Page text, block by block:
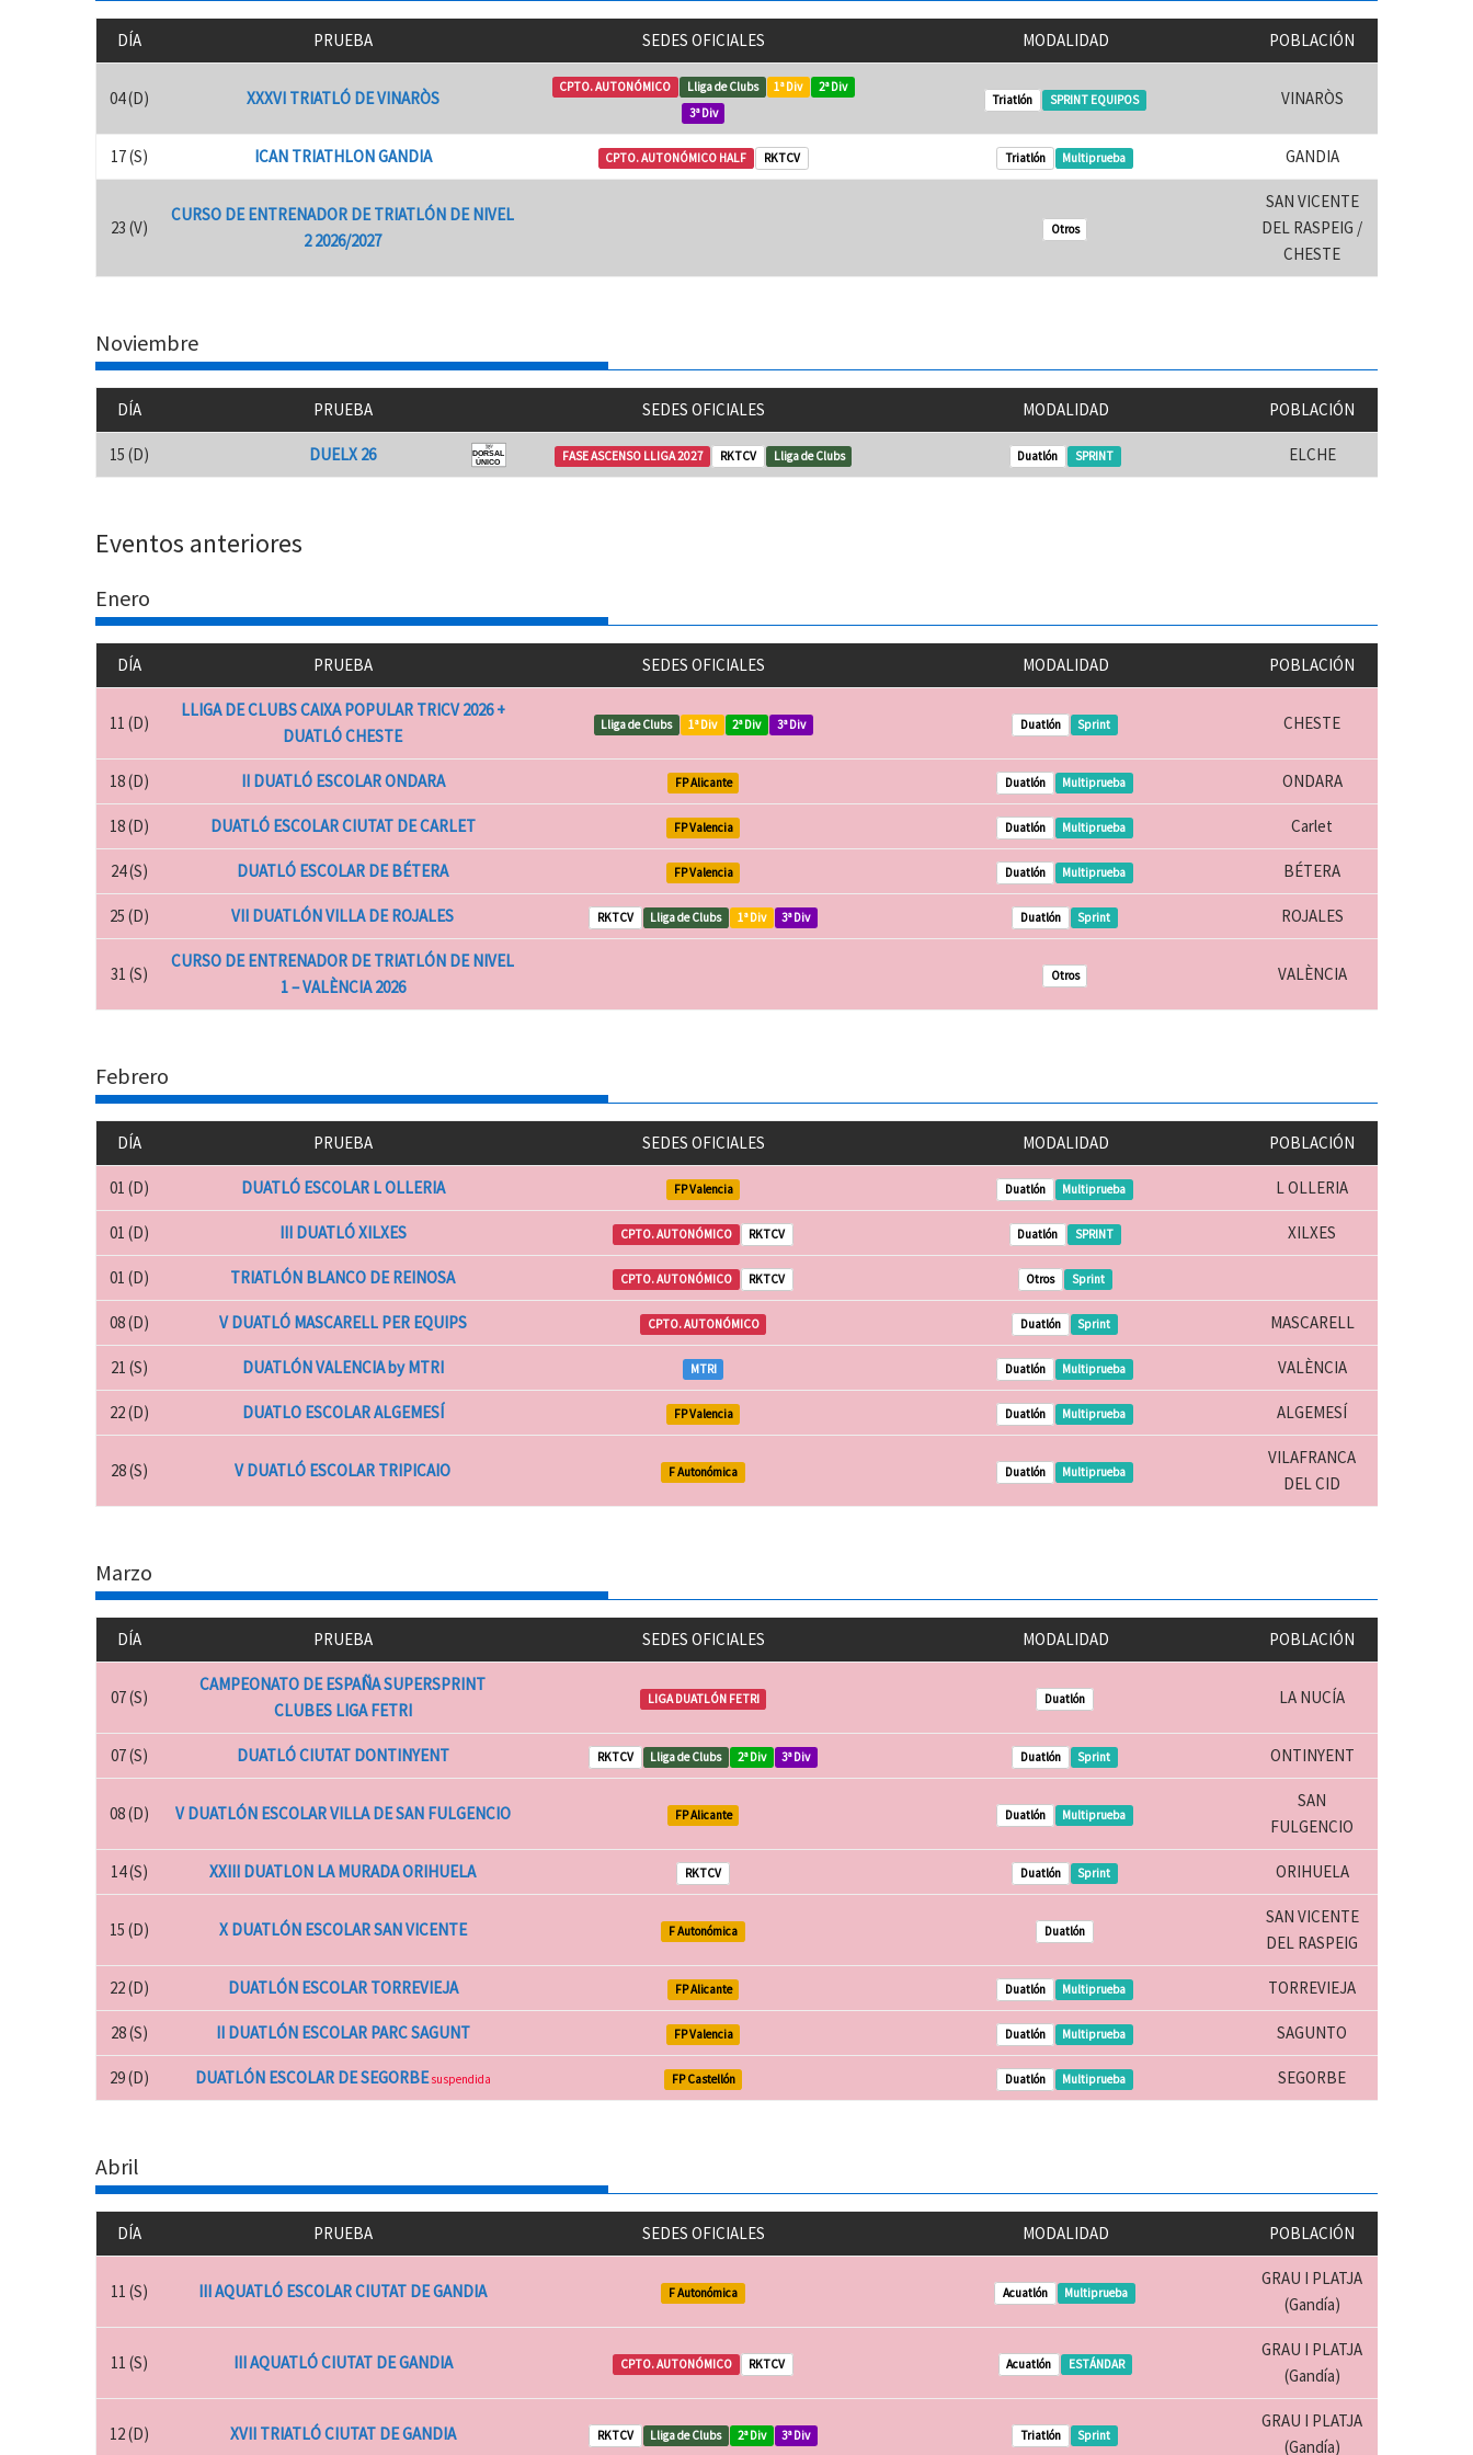
DÍA PRUEBA SEDES OFICIALES MODALIDAD POBLACIÓN
04 (D) XXXVI TRIATLÓ DE VINARÒS
CPTO. AUTONÓMICO Lliga de Clubs 1ª Div
2ª Div
3ª Div
Triatlón SPRINT EQUIPOS VINARÒS
17 (S) ICAN TRIATHLON GANDIA CPTO. AUTONÓMICO HALF RKTCV Triatlón Multiprueba GANDIA
23 (V)
CURSO DE ENTRENADOR DE TRIATLÓN DE NIVEL
2 2026/2027
Otros
SAN VICENTE
DEL RASPEIG /
CHESTE
Noviembre
DÍA PRUEBA SEDES OFICIALES MODALIDAD POBLACIÓN
15 (D) DUELX 26 edeació de riatló
DORSAL
ÚNICO FASE ASCENSO LLIGA 2027 RKTCV Lliga de Clubs Duatlón SPRINT ELCHE
Eventos anteriores
Enero
DÍA PRUEBA SEDES OFICIALES MODALIDAD POBLACIÓN
11 (D)
LLIGA DE CLUBS CAIXA POPULAR TRICV 2026 +
DUATLÓ CHESTE
Lliga de Clubs 1ª Div 2ª Div 3ª Div Duatlón Sprint CHESTE
18 (D) II DUATLÓ ESCOLAR ONDARA FP Alicante Duatlón Multiprueba ONDARA
18 (D) DUATLÓ ESCOLAR CIUTAT DE CARLET FP Valencia Duatlón Multiprueba Carlet
24 (S) DUATLÓ ESCOLAR DE BÉTERA FP Valencia Duatlón Multiprueba BÉTERA
25 (D) VII DUATLÓN VILLA DE ROJALES RKTCV Lliga de Clubs 1ª Div 3ª Div Duatlón Sprint ROJALES
31 (S)
CURSO DE ENTRENADOR DE TRIATLÓN DE NIVEL
1 – VALÈNCIA 2026
Otros VALÈNCIA
Febrero
DÍA PRUEBA SEDES OFICIALES MODALIDAD POBLACIÓN
01 (D) DUATLÓ ESCOLAR L OLLERIA FP Valencia Duatlón Multiprueba L OLLERIA
01 (D) III DUATLÓ XILXES CPTO. AUTONÓMICO RKTCV Duatlón SPRINT XILXES
01 (D) TRIATLÓN BLANCO DE REINOSA CPTO. AUTONÓMICO RKTCV Otros Sprint
08 (D) V DUATLÓ MASCARELL PER EQUIPS CPTO. AUTONÓMICO Duatlón Sprint MASCARELL
21 (S) DUATLÓN VALENCIA by MTRI MTRI Duatlón Multiprueba VALÈNCIA
22 (D) DUATLO ESCOLAR ALGEMESÍ FP Valencia Duatlón Multiprueba ALGEMESÍ
28 (S) V DUATLÓ ESCOLAR TRIPICAIO F Autonómica Duatlón Multiprueba
VILAFRANCA
DEL CID
Marzo
DÍA PRUEBA SEDES OFICIALES MODALIDAD POBLACIÓN
07 (S)
CAMPEONATO DE ESPAÑA SUPERSPRINT
CLUBES LIGA FETRI
LIGA DUATLÓN FETRI Duatlón LA NUCÍA
07 (S) DUATLÓ CIUTAT DONTINYENT RKTCV Lliga de Clubs 2ª Div 3ª Div Duatlón Sprint ONTINYENT
08 (D) V DUATLÓN ESCOLAR VILLA DE SAN FULGENCIO FP Alicante Duatlón Multiprueba
SAN
FULGENCIO
14 (S) XXIII DUATLON LA MURADA ORIHUELA RKTCV Duatlón Sprint ORIHUELA
15 (D) X DUATLÓN ESCOLAR SAN VICENTE F Autonómica Duatlón
SAN VICENTE
DEL RASPEIG
22 (D) DUATLÓN ESCOLAR TORREVIEJA FP Alicante Duatlón Multiprueba TORREVIEJA
28 (S) II DUATLÓN ESCOLAR PARC SAGUNT FP Valencia Duatlón Multiprueba SAGUNTO
29 (D) DUATLÓN ESCOLAR DE SEGORBEsuspendida FP Castellón Duatlón Multiprueba SEGORBE
Abril
DÍA PRUEBA SEDES OFICIALES MODALIDAD POBLACIÓN
11 (S) III AQUATLÓ ESCOLAR CIUTAT DE GANDIA F Autonómica Acuatlón Multiprueba
GRAU I PLATJA
(Gandía)
11 (S) III AQUATLÓ CIUTAT DE GANDIA CPTO. AUTONÓMICO RKTCV Acuatlón ESTÁNDAR
GRAU I PLATJA
(Gandía)
12 (D) XVII TRIATLÓ CIUTAT DE GANDIA RKTCV Lliga de Clubs 2ª Div 3ª Div Triatlón Sprint
GRAU I PLATJA
(Gandía)